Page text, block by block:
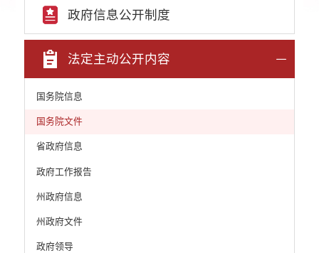
政府信息公开制度
法定主动公开内容
国务院信息
国务院文件
省政府信息
政府工作报告
州政府信息
州政府文件
政府领导